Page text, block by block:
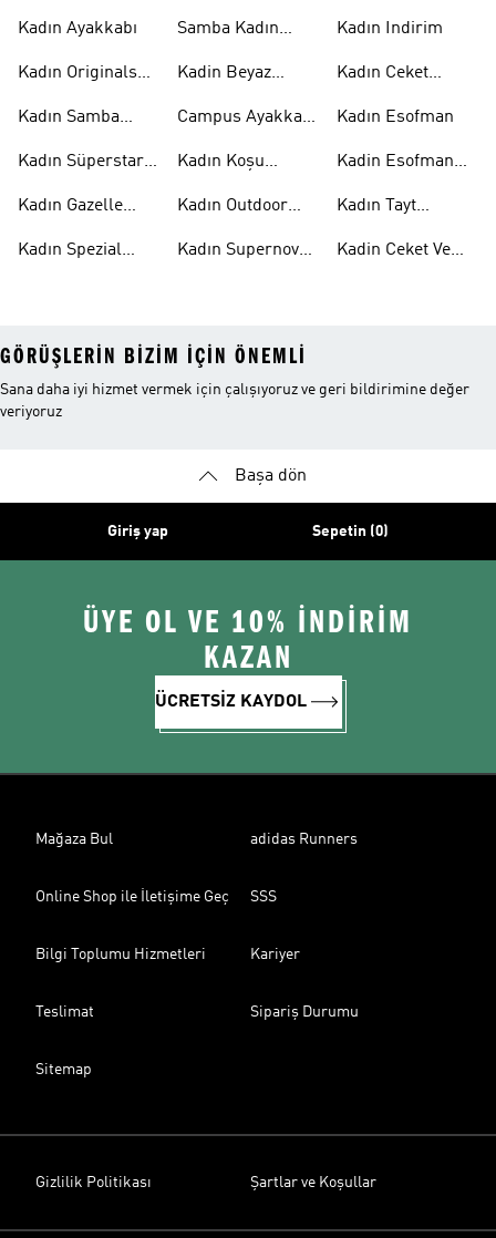
Kadın Ayakkabı
Kadın Originals
Kadın Samba
Kadın Süperstar
Kadın Gazelle
Kadın Spezial
Samba Kadın
Kadin Beyaz
Campus Ayakkabı
Kadın Koşu
Kadın Outdoor
Kadın Supernova
Kadın Indirim
Kadın Ceket
Kadın Esofman
Kadin Esofman
Kadın Tayt
Kadin Ceket Ve
GÖRÜŞLERIN BIZIM IÇIN ÖNEMLI
Sana daha iyi hizmet vermek için çalışıyoruz ve geri bildirimine değer
veriyoruz
Başa dön
Giriş yap Sepetin (0)
ÜYE OL VE 10% İNDİRİM
KAZAN
ÜCRETSİZ KAYDOL
Mağaza Bul adidas Runners
Online Shop ile İletişime Geç SSS
Bilgi Toplumu Hizmetleri Kariyer
Teslimat Sipariş Durumu
Sitemap
Gizlilik Politikası Şartlar ve Koşullar